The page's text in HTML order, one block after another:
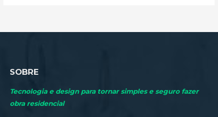
SOBRE
Tecnologia e design para tornar simples e seguro fazer
obra residencial